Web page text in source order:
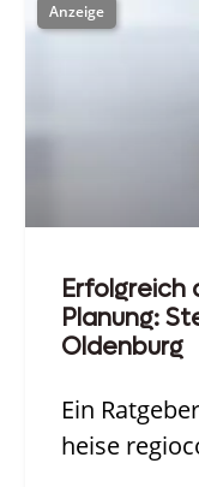
Erfolgreich
Planung:
Oldenburg
Ein
heise